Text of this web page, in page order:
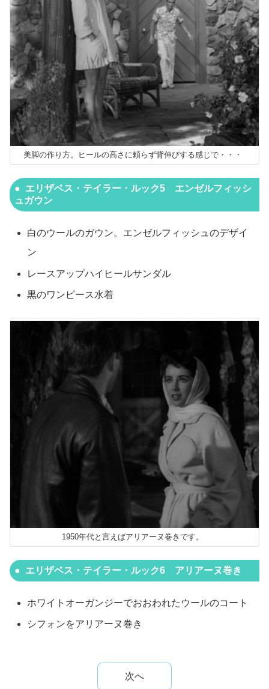
美脚の作り方。ヒールの高さに頼らず背伸びする感じで・・・
エリザベス・テイラー・ルック5 エンゼルフィッシ
ュガウン
白のウールのガウン。エンゼルフィッシュのデザイ
ン
レースアップハイヒールサンダル
黒のワンピース水着
1950年代と言えばアリアーヌ巻きです。
エリザベス・テイラー・ルック6 アリアーヌ巻き
ホワイトオーガンジーでおおわれたウールのコート
シフォンをアリアーヌ巻き
次へ